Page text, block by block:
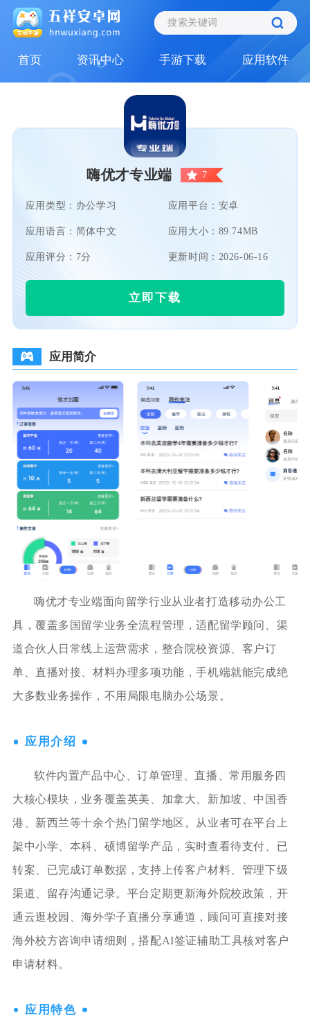
首页 资讯中心 手游下载 应用软件
嗨优才专业端 7
应用类型：办公学习 应用平台：安卓
应用语言：简体中文 应用大小：89.74MB
应用评分：7分 更新时间：2026-06-16
立即下载
应用简介
嗨优才专业端面向留学行业从业者打造移动办公工
具，覆盖多国留学业务全流程管理，适配留学顾问、渠
道合伙人日常线上运营需求，整合院校资源、客户订
单、直播对接、材料办理多项功能，手机端就能完成绝
大多数业务操作，不用局限电脑办公场景。
应用介绍
软件内置产品中心、订单管理、直播、常用服务四
大核心模块，业务覆盖英美、加拿大、新加坡、中国香
港、新西兰等十余个热门留学地区。从业者可在平台上
架中小学、本科、硕博留学产品，实时查看待支付、已
转案、已完成订单数据，支持上传客户材料、管理下级
渠道、留存沟通记录。平台定期更新海外院校政策，开
通云逛校园、海外学子直播分享通道，顾问可直接对接
海外校方咨询申请细则，搭配AI签证辅助工具核对客户
申请材料。
应用特色